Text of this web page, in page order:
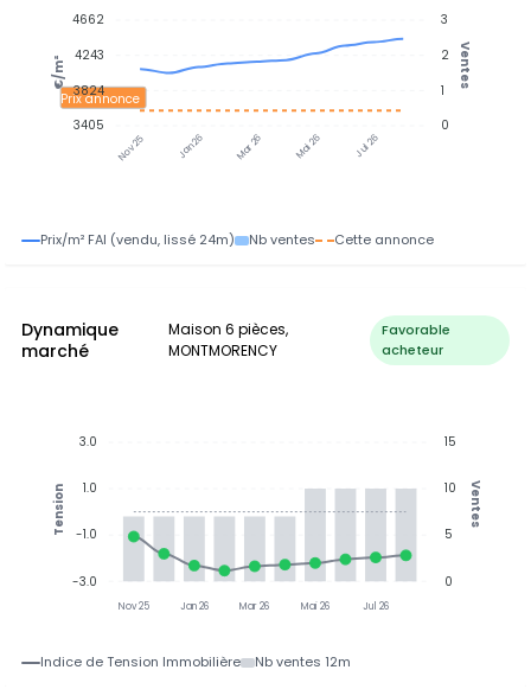
Nov 25 Jan 26 Mar 26 Mai 26 Jul 26
Prix annonce
3
2
1
0
Ventes
4662
4243
3824
3405
€/m²
Prix/m² FAI (vendu, lissé 24m) Nb ventes Cette annonce
Dynamique
marché
Maison 6 pièces,
MONTMORENCY
Favorable
acheteur
Nov 25 Jan 26 Mar 26 Mai 26 Jul 26
15
10
5
0
Ventes
3.0
1.0
-1.0
-3.0
Tension
Indice de Tension Immobilière Nb ventes 12m